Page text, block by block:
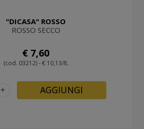
"DICASA" ROSSO
ROSSO SECCO
€ 7,60
(cod. 03212) - € 10,13/lt.
+ AGGIUNGI